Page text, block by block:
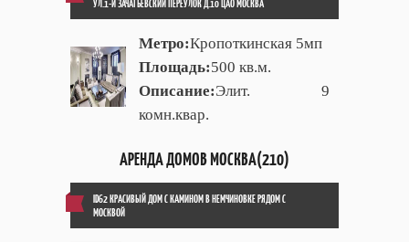
УЛ.1-Й ЗАЧАТЬЕВСКИЙ ПЕРЕУЛОК Д.10 ЦАО МОСКВА
Метро:Кропоткинская 5мп
Площадь:500 кв.м.
Описание:Элит. 9
комн.квар.
АРЕНДА ДОМОВ МОСКВА(210)
ID62 КРАСИВЫЙ ДОМ С КАМИНОМ В НЕМЧИНОВКЕ РЯДОМ С
МОСКВОЙ